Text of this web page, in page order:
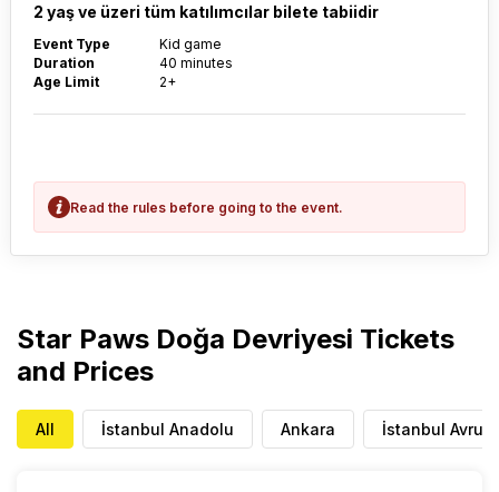
2 yaş ve üzeri tüm katılımcılar bilete tabiidir
Event Type
Kid game
Duration
40 minutes
Age Limit
2+
Read the rules before going to the event.
Star Paws Doğa Devriyesi Tickets
and Prices
All İstanbul Anadolu Ankara İstanbul